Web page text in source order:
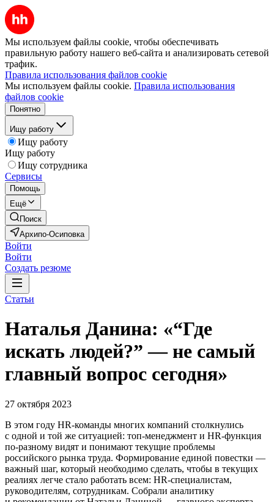
Мы используем файлы cookie, чтобы обеспечивать
правильную работу нашего веб-сайта и анализировать сетевой
трафик.
Правила использования файлов cookie
Мы используем файлы cookie. Правила использования
файлов cookie
Понятно
Ищу работу
Ищу работу
Ищу работу
Ищу сотрудника
Сервисы
Помощь
Ещё
Поиск
Архипо-Осиповка
Войти
Войти
Создать резюме
Статьи
Наталья Данина: «“Где
искать людей?” — не самый
главный вопрос сегодня»
27 октября 2023
В этом году HR-команды многих компаний столкнулись
с одной и той же ситуацией: топ-менеджмент и HR-функция
по-разному видят и понимают текущие проблемы
российского рынка труда. Формирование единой повестки —
важный шаг, который необходимо сделать, чтобы в текущих
реалиях легче стало работать всем: HR-специалистам,
руководителям, сотрудникам. Собрали аналитику